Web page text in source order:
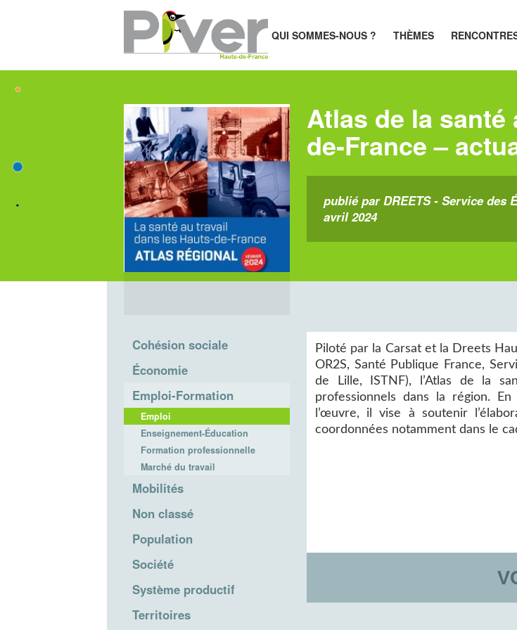
QUI SOMMES-NOUS ? THÈMES
Atlas de la
de-France –
publié par DREETS - Service des
avril 2024
Cohésion sociale
Économie
Emploi-Formation
Emploi
Enseignement-Éducation
Formation professionnelle
Marché du travail
Mobilités
Non classé
Population
Société
Système productif
Territoires
Piloté par la Carsat et la Dreets
OR2S, Santé Publique France,
de Lille, ISTNF), l’Atlas de la
professionnels dans la région.
l’œuvre, il vise à soutenir
coordonnées notamment dans le